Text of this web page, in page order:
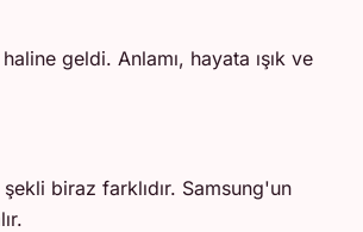
geldi. Anlamı, hayata ışık ve
biraz farklıdır. Samsung'un